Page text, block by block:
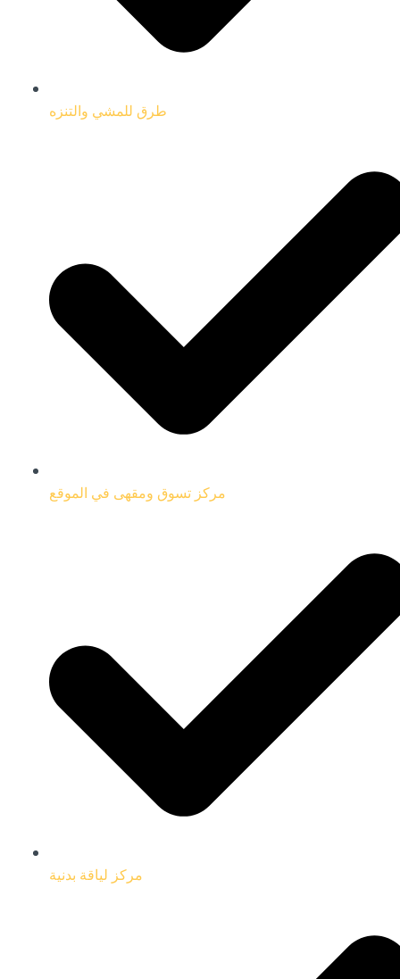
طرق للمشي والتنزه
مركز تسوق ومقهى في الموقع
مركز لياقة بدنية